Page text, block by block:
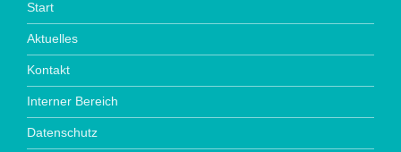
Start
Aktuelles
Kontakt
Interner Bereich
Datenschutz